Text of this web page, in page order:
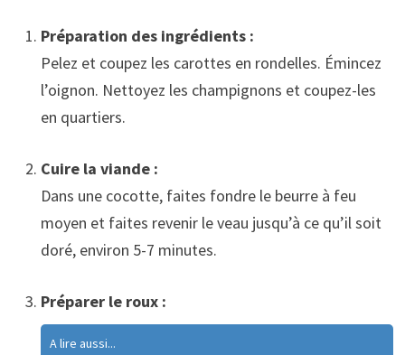
Préparation des ingrédients :
Pelez et coupez les carottes en rondelles. Émincez
l’oignon. Nettoyez les champignons et coupez-les
en quartiers.
Cuire la viande :
Dans une cocotte, faites fondre le beurre à feu
moyen et faites revenir le veau jusqu’à ce qu’il soit
doré, environ 5-7 minutes.
Préparer le roux :
A lire aussi...